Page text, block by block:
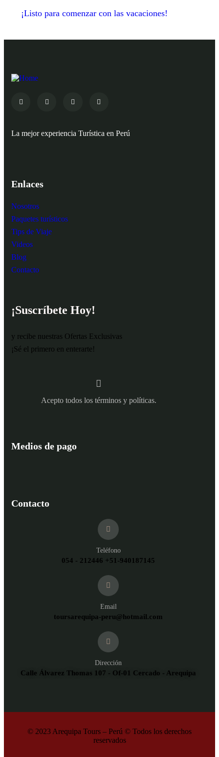
¡Listo para comenzar con las vacaciones!
La mejor experiencia Turística en Perú
Enlaces
Nosotros
Paquetes turísticos
Tips de Viaje
Videos
Blog
Contacto
¡Suscríbete Hoy!
y recibe nuestras Ofertas Exclusivas
¡Sé el primero en enterarte!
Acepto todos los términos y políticas.
Medios de pago
Contacto
Teléfono
054 - 212446 +51-940187145
Email
toursarequipa-peru@hotmail.com
Dirección
Calle Álvarez Thomas 107 - Of-01 Cercado - Arequipa
© 2023 Arequipa Tours – Perú © Todos los derechos
reservados